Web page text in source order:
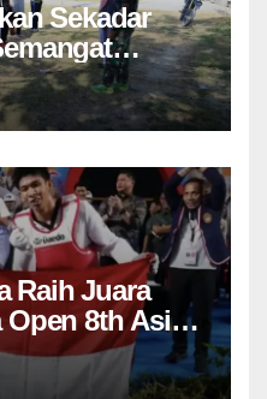
Sekadar
Ikut
Raih Juara
8th Asian
Open